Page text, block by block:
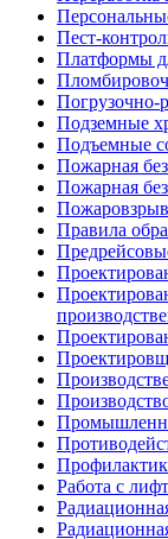
Пест-
Платформы
Погрузочно-
Подземные
Подъемные
Пожарная
Пожарная
Правила
Работа с